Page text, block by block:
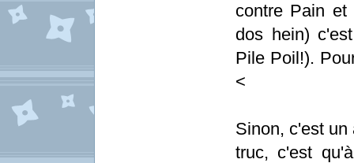
contre Pain
dos hein)
Pile Poil!).
<
Sinon, c'est un
truc, c'est